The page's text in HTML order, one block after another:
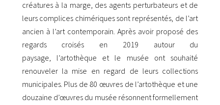
créatures à la marge, des agents perturbateurs et de
leurs complices chimériques sont représentés, de l’art
ancien à l’art contemporain.Après avoir proposé des
regards croisés en 2019 autour du
paysage,
l’artothèque et le musée ont souhaité
renouveler la mise en regard de leurs collections
municipales. Plus de 80 œuvres de l’artothèque et une
douzaine d’œuvres du musée résonnent formellement